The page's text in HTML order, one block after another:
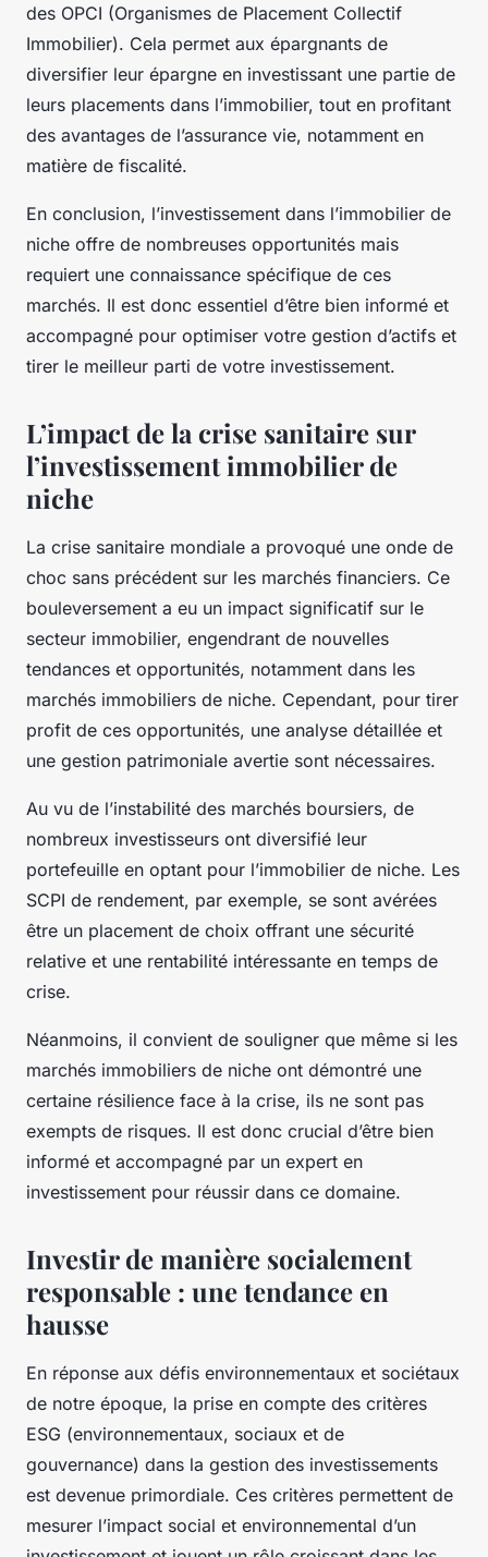
des OPCI (Organismes de Placement Collectif
Immobilier). Cela permet aux épargnants de
diversifier leur épargne en investissant une partie de
leurs placements dans l’immobilier, tout en profitant
des avantages de l’assurance vie, notamment en
matière de fiscalité.
En conclusion, l’investissement dans l’immobilier de
niche offre de nombreuses opportunités mais
requiert une connaissance spécifique de ces
marchés. Il est donc essentiel d’être bien informé et
accompagné pour optimiser votre gestion d’actifs et
tirer le meilleur parti de votre investissement.
L’impact de la crise sanitaire sur
l’investissement immobilier de
niche
La crise sanitaire mondiale a provoqué une onde de
choc sans précédent sur les marchés financiers. Ce
bouleversement a eu un impact significatif sur le
secteur immobilier, engendrant de nouvelles
tendances et opportunités, notamment dans les
marchés immobiliers de niche. Cependant, pour tirer
profit de ces opportunités, une analyse détaillée et
une gestion patrimoniale avertie sont nécessaires.
Au vu de l’instabilité des marchés boursiers, de
nombreux investisseurs ont diversifié leur
portefeuille en optant pour l’immobilier de niche. Les
SCPI de rendement, par exemple, se sont avérées
être un placement de choix offrant une sécurité
relative et une rentabilité intéressante en temps de
crise.
Néanmoins, il convient de souligner que même si les
marchés immobiliers de niche ont démontré une
certaine résilience face à la crise, ils ne sont pas
exempts de risques. Il est donc crucial d’être bien
informé et accompagné par un expert en
investissement pour réussir dans ce domaine.
Investir de manière socialement
responsable : une tendance en
hausse
En réponse aux défis environnementaux et sociétaux
de notre époque, la prise en compte des critères
ESG (environnementaux, sociaux et de
gouvernance) dans la gestion des investissements
est devenue primordiale. Ces critères permettent de
mesurer l’impact social et environnemental d’un